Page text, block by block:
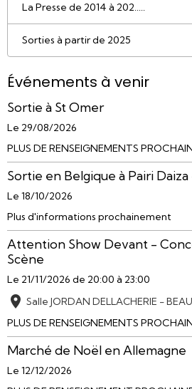
La Presse de 2014 à 202.....
Sorties à partir de 2025
Événements à venir
Sortie à St Omer
Le 29/08/2026
PLUS DE RENSEIGNEMENTS
Sortie en Belgique à Pairi
Le 18/10/2026
Plus d'informations prochainement
Attention Show Devant -
Scène
Le 21/11/2026 de 20:00 à 23:00
Salle JORDAN DELLACHERIE -
PLUS DE RENSEIGNEMENTS
Marché de Noël en Allemagne
Le 12/12/2026